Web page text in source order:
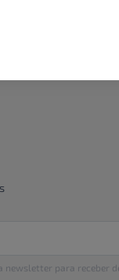
newsletter para receber